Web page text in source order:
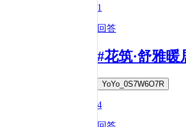
1
回答
#花筑·舒雅
YoYo_0S7W6O7R
4